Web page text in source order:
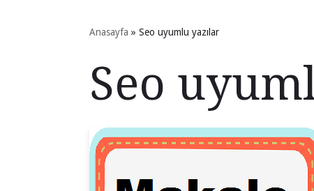
Anasayfa »Seo uyumlu yazılar
Seo